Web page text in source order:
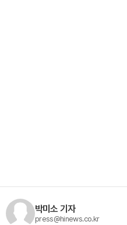
박미소 기자
press@hinews.co.kr